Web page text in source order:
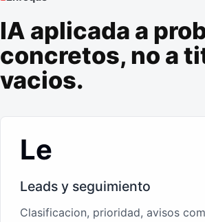
IA aplicada a
concretos, no a
vacios.
Le
Leads y seguimiento
Clasificacion, prioridad, avisos